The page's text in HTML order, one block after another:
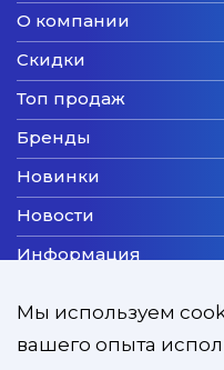
О компании
Скидки
Топ продаж
Бренды
Новинки
Новости
Информация
Мы используем
вашего опыта